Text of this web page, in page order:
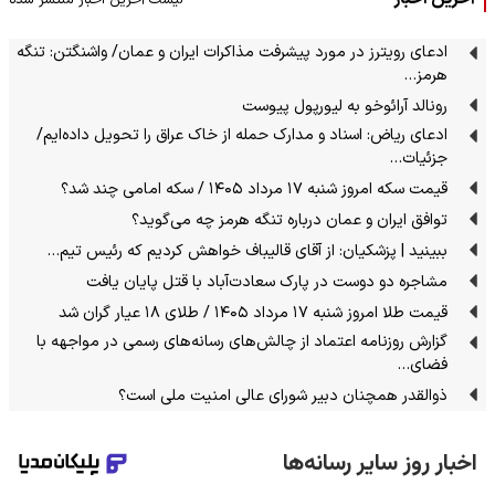
ادعای رویترز در مورد پیشرفت مذاکرات ایران و عمان/ واشنگتن: تنگه
هرمز…
رونالد آرائوخو به لیورپول پیوست
ادعای ریاض: اسناد و مدارک حمله از خاک عراق را تحویل داده‌ایم/
جزئیات…
قیمت سکه امروز شنبه ۱۷ مرداد ۱۴۰۵ / سکه امامی چند شد؟
توافق ایران و عمان درباره تنگه هرمز چه می‌گوید؟
ببینید | پزشکیان: از آقای قالیباف خواهش کردیم که رئیس تیم…
مشاجره دو دوست در پارک سعادت‌آباد با قتل پایان یافت
قیمت طلا امروز شنبه ۱۷ مرداد ۱۴۰۵ / طلای ۱۸ عیار گران شد
گزارش روزنامه اعتماد از چالش‌های رسانه‌های رسمی در مواجهه با
فضای…
ذوالقدر همچنان دبیر شورای ‌عالی امنیت ملی است؟